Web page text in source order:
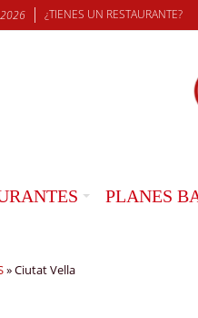
2026 ¿TIENES UN RESTAURANTE?
PLANES
»Ciutat Vella